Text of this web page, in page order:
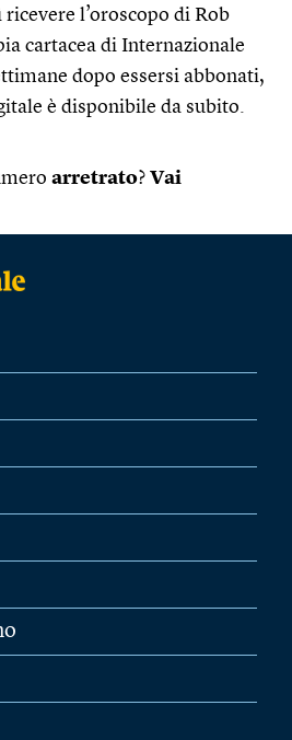
l’oroscopo di Rob
cartacea di Internazionale
dopo essersi abbonati,
è disponibile da subito.
arretrato? Vai